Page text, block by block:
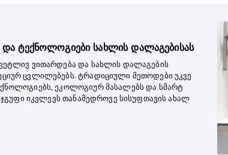
ტექნოლოგიები სახლის დალაგებისას
ვითარდება და სახლის დალაგების
ცვლილებებს. ტრადიციული მეთოდები უკვე
ეკოლოგიურ მასალებს და სმარტ
იკვლევს თანამედროვე სისუფთავის ახალ